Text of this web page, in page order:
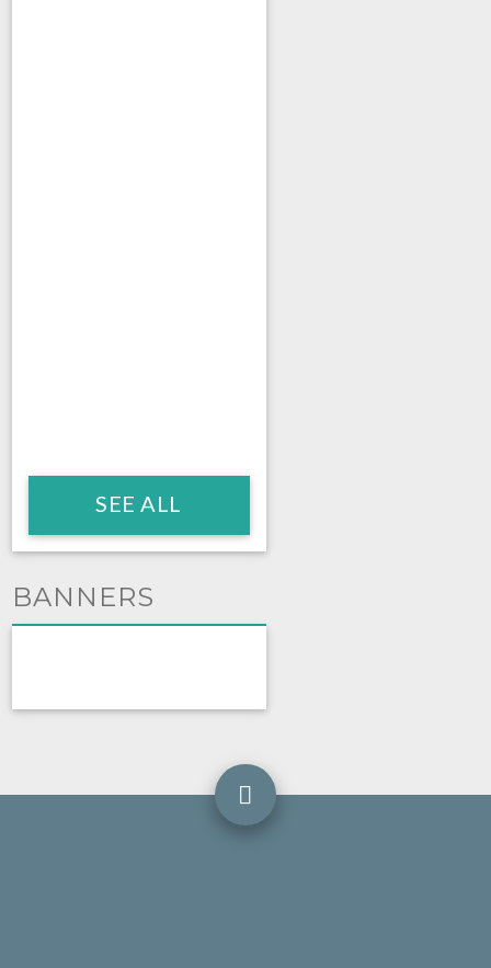
SEE ALL
BANNERS